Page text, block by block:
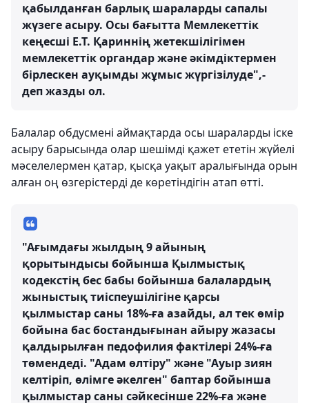
қабылданған барлық шараларды сапалы
жүзеге асыру. Осы бағытта Мемлекеттік
кеңесші Е.Т. Қариннің жетекшілігімен
мемлекеттік органдар және әкімдіктермен
бірлескен ауқымды жұмыс жүргізілуде",-
деп жазды ол.
Балалар обдусмені аймақтарда осы шараларды іске
асыру барысында олар шешімді қажет ететін жүйелі
мәселелермен қатар, қысқа уақыт аралығында орын
алған оң өзгерістерді де көретіндігін атап өтті.
"Ағымдағы жылдың 9 айының
қорытындысы бойынша Қылмыстық
кодекстің бес бабы бойынша балалардың
жыныстық тиіспеушілігіне қарсы
қылмыстар саны 18%-ға азайды, ал тек өмір
бойына бас бостандығынан айыру жазасы
қалдырылған педофилия фактілері 24%-ға
төмендеді. "Адам өлтіру" және "Ауыр зиян
келтіріп, өлімге әкелген" баптар бойынша
қылмыстар саны сәйкесінше 22%-ға және